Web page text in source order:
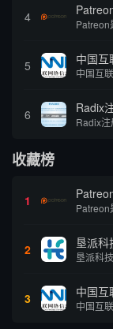
4
5 中国互
6
收藏榜
1
2 垦派科
3 中国互